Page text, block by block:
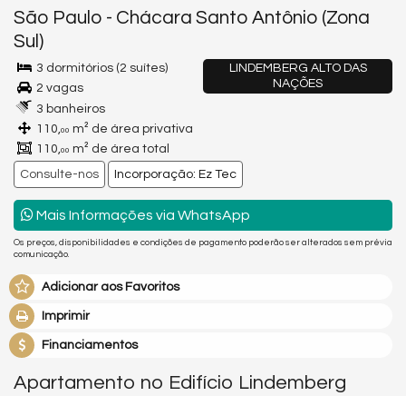
São Paulo - Chácara Santo Antônio (Zona
Sul)
LINDEMBERG ALTO DAS
NAÇÕES
3 dormitórios (2 suítes)
2 vagas
3 banheiros
110,00 m² de área privativa
110,00 m² de área total
Consulte-nos
Incorporação: Ez Tec
Mais Informações via WhatsApp
Os preços, disponibilidades e condições de pagamento poderão ser alterados sem prévia
comunicação.
Adicionar aos Favoritos
Imprimir
Financiamentos
Apartamento no Edifício Lindemberg